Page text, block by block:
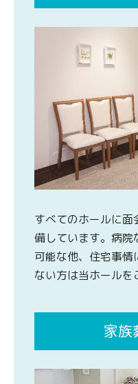
すべてのホールに
備しています。病院
可能な他、住宅事
ない方は当ホールを
家族